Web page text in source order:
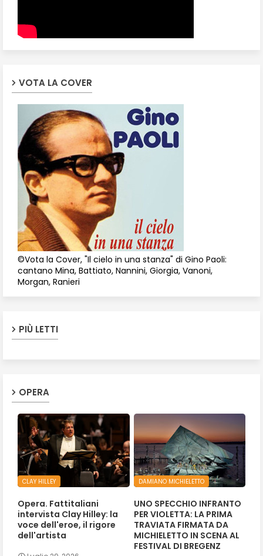
VOTA LA COVER
©Vota la Cover, "Il cielo in una stanza" di Gino Paoli:
cantano Mina, Battiato, Nannini, Giorgia, Vanoni,
Morgan, Ranieri
PIÙ LETTI
OPERA
CLAY HILLEY
Opera. Fattitaliani
intervista Clay Hilley: la
voce dell'eroe, il rigore
dell'artista
DAMIANO MICHIELETTO
UNO SPECCHIO INFRANTO
PER VIOLETTA: LA PRIMA
TRAVIATA FIRMATA DA
MICHIELETTO IN SCENA AL
FESTIVAL DI BREGENZ